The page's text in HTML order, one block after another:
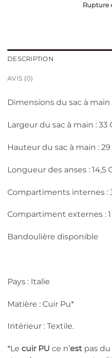
Rupture
DESCRIPTION
AVIS (0)
Dimensions du sac à main
Largeur du sac à main : 33
Hauteur du sac à main : 29
Longueur des anses : 14,5
Compartiments internes :
Compartiment externes : 1
Bandoulière disponible
Pays : Italie
Matière : Cuir Pu*
Intérieur : Textile.
*Le cuir PU ce n’est pas du